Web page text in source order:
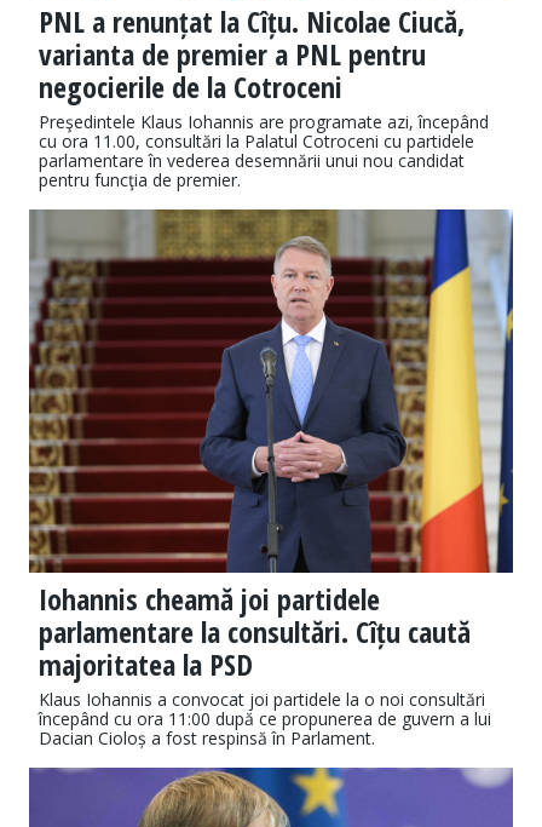
PNL a renunțat la Cîțu. Nicolae Ciucă,
varianta de premier a PNL pentru
negocierile de la Cotroceni
Preşedintele Klaus Iohannis are programate azi, începând
cu ora 11.00, consultări la Palatul Cotroceni cu partidele
parlamentare în vederea desemnării unui nou candidat
pentru funcţia de premier.
Iohannis cheamă joi partidele
parlamentare la consultări. Cîțu caută
majoritatea la PSD
Klaus Iohannis a convocat joi partidele la o noi consultări
începând cu ora 11:00 după ce propunerea de guvern a lui
Dacian Cioloș a fost respinsă în Parlament.